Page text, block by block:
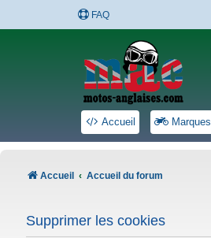
FAQ
Accueil Marques
Accueil Accueil du forum
Supprimer les cookies